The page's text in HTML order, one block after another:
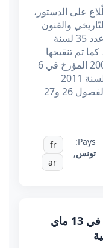
على الدستور،
والفنون
التقليدية الصادرة بمقتضى القانون عدد 35 لسنة
المؤرخ في 24 فيفري 1994، كما تم تنقيحها
وإتمامها بالقانون عدد 118 لسنة 2001 المؤرخ في 6
ديسمبر 2001 وبالمرسوم عدد 43 لسنة 2011
المؤرخ في 25 ماي 2011 وخاصة الفصول 26 و27
Pays:
تونس,
fr
ar
قانون عدد 8 لسنة 2026 مؤرخ في 13 ماي